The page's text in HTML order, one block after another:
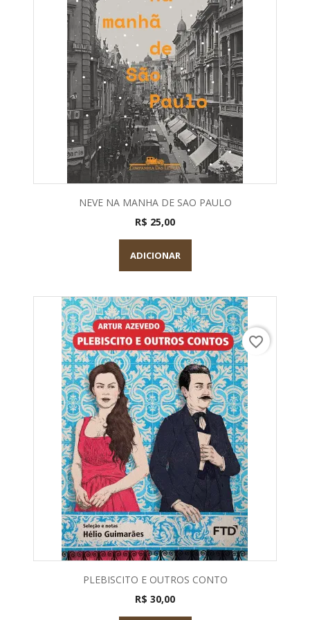
NEVE NA MANHA DE SAO PAULO
R$ 25,00
ADICIONAR
PLEBISCITO E OUTROS CONTO
R$ 30,00
favorite_border